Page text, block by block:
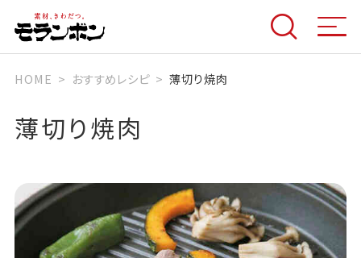
HOME おすすめレシピ 薄切り焼肉
薄切り焼肉